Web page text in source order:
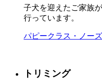
子犬を迎えたご家族
行っています。
パピークラス・ノー
トリミング